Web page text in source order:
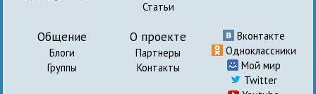
Статьи
Общение
Блоги
Группы
О проекте
Партнеры
Контакты
Вконтакте
Одноклассники
Мой мир
Twitter